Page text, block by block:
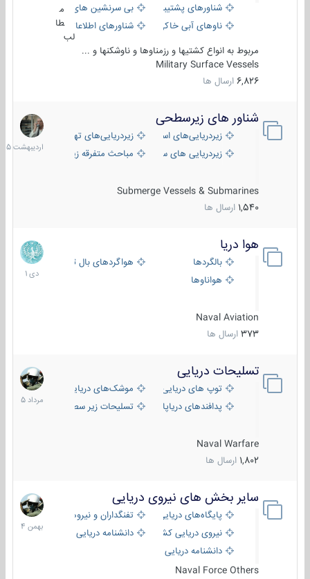
شناورهای پشتیبانی
بی سرنشین های دریایی
ناوهای آبی خاکی و نیروبرشناورهای اطلاعاتی و جاسوسی
طا
لب
مربوط به انواع کشتیها و رزمناوها و ناوشکنها و ...
Military Surface Vessels
6,826 ارسال ها
شناور های زیرسطحی
زیردریایی‌های استراتژیکزیردریایی‌های تهاجمی
زیردریایی های سبک
مباحث متفرقه زیرسطحی
Submerge Vessels & Submarines
1,540 ارسال ها
31
1405
هوا دریا
بالگردها
هواگردهای بال ثابت
هواناوها
Naval Aviation
373 ارسال ها
12
دی
1401
تسلیحات دریایی
توپ های دریایی
موشک‌های دریایی
پدافندهای دریاپایه
تسلیحات زیر سطحی
Naval Warfare
1,802 ارسال ها
2
مرداد
1405
سایر بخش های نیروی دریایی
پایگاه‌های دریایی
تفنگداران و نیروهای ویژه‌ی دریایی
نیروی دریایی کشورهای مختلفدانشنامه دریایی
دانشنامه دریایی کپی
Naval Force Others
22
بهمن
1404